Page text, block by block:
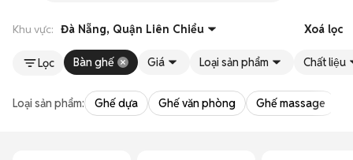
Khu vực: Đà Nẵng, Quận Liên Chiểu Xoá lọc
Lọc Bàn ghế Giá Loại sản phẩm Chất liệu
Loại sản phẩm: Ghế dựa Ghế văn phòng Ghế massage